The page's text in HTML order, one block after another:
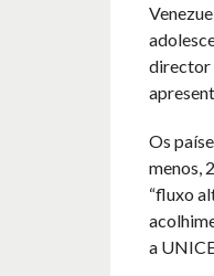
director
Os
menos,
“fluxo
a